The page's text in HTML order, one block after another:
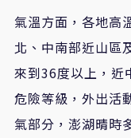
氣溫方面，各地高
北、中南部近山區
來到36度以上，近
危險等級，外出活
氣部分，澎湖晴時